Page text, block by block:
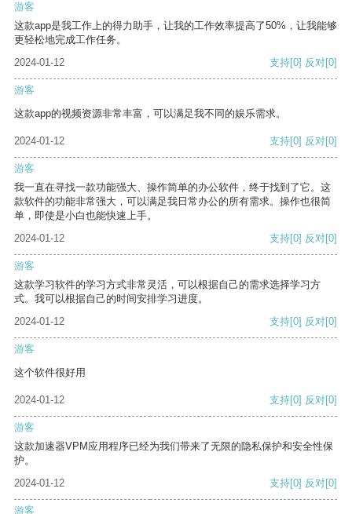
游客
这款app是我工作上的得力助手，让我的工作效率提高了50%，让我能够
更轻松地完成工作任务。
2024-01-12
支持[0] 反对[0]
游客
这款app的视频资源非常丰富，可以满足我不同的娱乐需求。
2024-01-12 支持[0] 反对[0]
游客
我一直在寻找一款功能强大、操作简单的办公软件，终于找到了它。这
款软件的功能非常强大，可以满足我日常办公的所有需求。操作也很简
单，即使是小白也能快速上手。
2024-01-12
支持[0] 反对[0]
游客
这款学习软件的学习方式非常灵活，可以根据自己的需求选择学习方
式。我可以根据自己的时间安排学习进度。
2024-01-12
支持[0] 反对[0]
游客
这个软件很好用
2024-01-12 支持[0] 反对[0]
游客
这款加速器VPM应用程序已经为我们带来了无限的隐私保护和安全性保
护。
2024-01-12
支持[0] 反对[0]
游客